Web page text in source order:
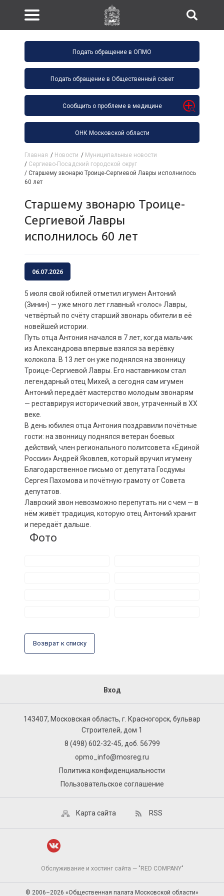
Подать обращение в ОПМО
Подать обращение в Общественный совет
Сообщить о проблеме в медицине
ОНК Московской области
Главная / Новости / Муниципальные новости
/ Сергиево-Посадский городской округ
/ Старшему звонарю Троице-Сергиевой Лавры исполнилось
60 лет
Старшему звонарю Троице-
Сергиевой Лавры
исполнилось 60 лет
06.07.2026
5 июля свой юбилей отметил игумен Антоний
(Зинин) — уже много лет главный «голос» Лавры,
четвёртый по счёту старший звонарь обители в её
новейшей истории.
Путь отца Антония начался в 7 лет, когда мальчик
из Александрова впервые взялся за верёвку
колокола. В 13 лет он уже поднялся на звонницу
Троице-Сергиевой Лавры. Его наставником стал
легендарный отец Михей, а сегодня сам игумен
Антоний передаёт мастерство молодым звонарям
— реставрируя исторический звон, утраченный в XX
веке.
В день юбилея отца Антония поздравили почётные
гости: на звонницу поднялся ветеран боевых
действий, член регионального политсовета «Единой
России» Андрей Яковлев, который вручил игумену
Благодарственное письмо от депутата Госдумы
Сергея Пахомова и почётную грамоту от Совета
депутатов.
Лаврский звон невозможно перепутать ни с чем — в
нём живёт традиция, которую отец Антоний хранит
и передаёт дальше.
Фото
Возврат к списку
Вход
143407, Московская область, г. Красногорск, бульвар
Строителей, дом 1
8 (498) 602-32-45, доб. 56799
opmo_info@mosreg.ru
Политика конфиденциальности
Пользовательское соглашение
Карта сайта RSS
Обслуживание и хостинг сайта — "RED COMPANY"
© 2006–2026 «Общественная палата Московской области»